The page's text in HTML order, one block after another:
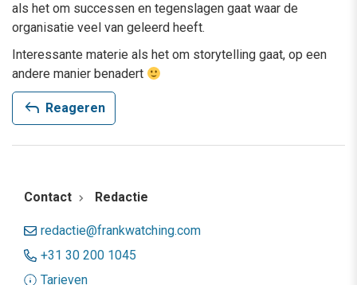
als het om successen en tegenslagen gaat waar de
organisatie veel van geleerd heeft.
Interessante materie als het om storytelling gaat, op een
andere manier benadert
reply Reageren
Contact Redactie
redactie@frankwatching.com
+31 30 200 1045
Tarieven